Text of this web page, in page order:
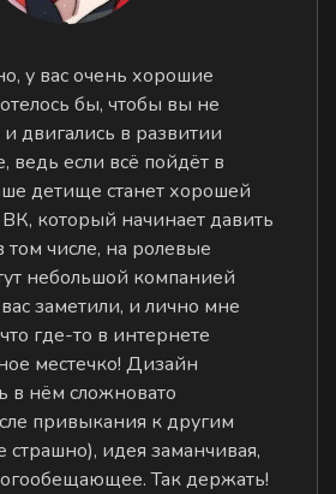
у вас очень хорошие
бы, чтобы вы не
двигались в развитии
ведь если всё пойдёт в
детище станет хорошей
который начинает давить
том числе, на ролевые
небольшой компанией
заметили, и лично мне
где-то в интернете
местечко! Дизайн
в нём сложновато
привыкания к другим
идея заманчивая,
Так держать!